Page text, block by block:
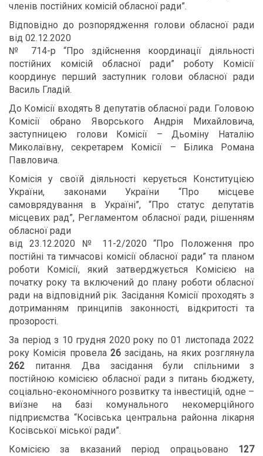
членів постійних комісій обласної ради”.
Відповідно до розпорядження голови обласної ради
від 02.12.2020
№ 714-р “Про здійснення координації діяльності
постійних комісій обласної ради” роботу Комісії
координує перший заступник голови обласної ради
Василь Гладій.
До Комісії входять 8 депутатів обласної ради. Головою
Комісії обрано Яворського Андрія Михайловича,
заступницею голови Комісії – Дьоміну Наталію
Миколаївну, секретарем Комісії – Білика Романа
Павловича.
Комісія у своїй діяльності керується Конституцією
України, законами України “Про місцеве
самоврядування в Україні”, “Про статус депутатів
місцевих рад”, Регламентом обласної ради, рішенням
обласної ради
від 23.12.2020 № 11-2/2020 “Про Положення про
постійні та тимчасові комісії обласної ради” та планом
роботи Комісії, який затверджується Комісією на
початку року та включений до плану роботи обласної
ради на відповідний рік. Засідання Комісії проходять з
дотриманням принципів законності, відкритості та
прозорості.
За період з 10 грудня 2020 року по 01 листопада 2022
року Комісія провела 26засідань, на яких розглянула
262 питання. Два засідання були спільними з
постійною комісією обласної ради з питань бюджету,
соціально-економічного розвитку та інвестицій, одне –
виїзне на базі комунального некомерційного
підприємства “Косівська центральна районна лікарня
Косівської міської ради”.
Комісією за вказаний період опрацьовано 127